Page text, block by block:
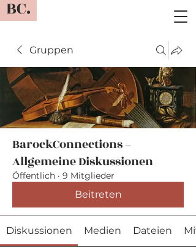
BC.
Gruppen
BarockConnections –
Allgemeine Diskussionen
Öffentlich · 9 Mitglieder
Beitreten
Diskussionen Medien Dateien